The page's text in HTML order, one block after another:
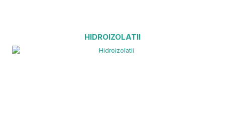
HIDROIZOLATII